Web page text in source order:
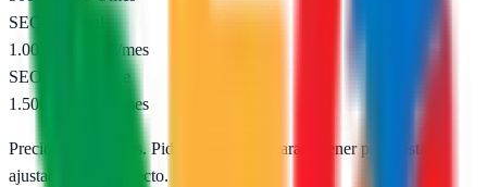
SEO nacional
1.000 – 2.500 €/mes
SEO e-commerce
1.500 – 5.000 €/mes
Precios orientativos. Pide presupuesto para obtener propuestas
ajustadas a tu proyecto.